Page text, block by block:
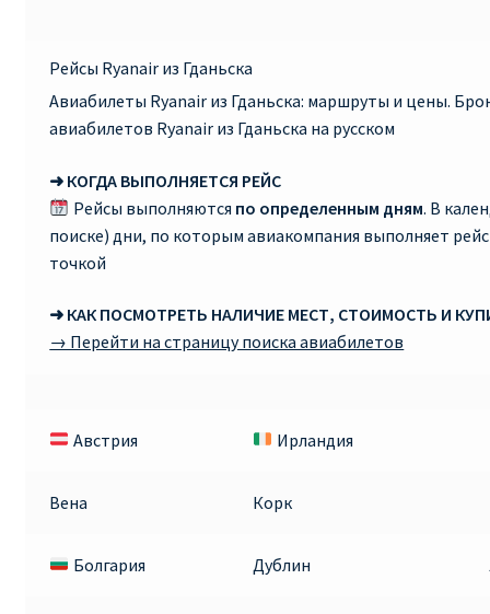
Рейсы Ryanair из Гданьска
Авиабилеты Ryanair из Гданьска: маршруты и цены.
авиабилетов Ryanair из Гданьска на русском
➜ КОГДА ВЫПОЛНЯЕТСЯ РЕЙС
Рейсы выполняются по определенным дням. В
поиске) дни, по которым авиакомпания выполняет
точкой
➜ КАК ПОСМОТРЕТЬ НАЛИЧИЕ МЕСТ, СТОИМОСТЬ И
→ Перейти на страницу поиска авиабилетов
Австрия Ирландия
Вена Корк
Болгария Дублин